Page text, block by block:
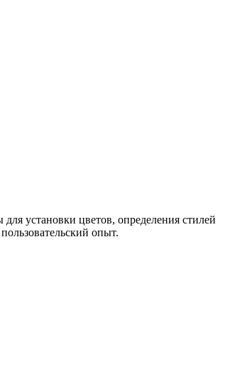
установки цветов, определения стилей
опыт.